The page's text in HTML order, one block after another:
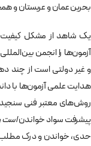
بحرین عمان و عربستان و همچنین سریلانکا
یک شاهد از مشکل کیفیت
و غیر دولتی است از چند
هدایت علمی آزمون‌ها با
روش‌های معتبر فنی
پیشرفت سواد خواندناست
حدی، خواندن و درک مطلب